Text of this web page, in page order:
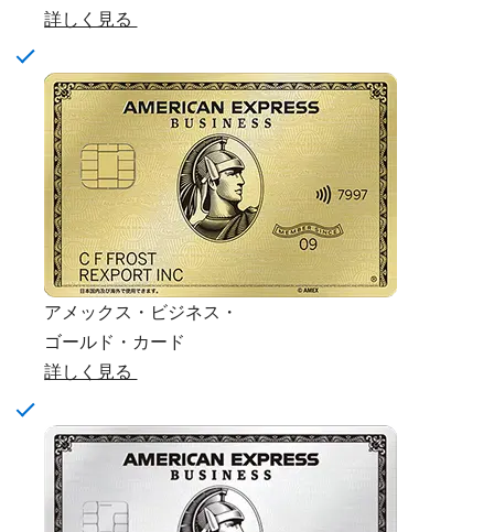
詳しく見る
アメックス・ビジネス・
ゴールド・カード
詳しく見る